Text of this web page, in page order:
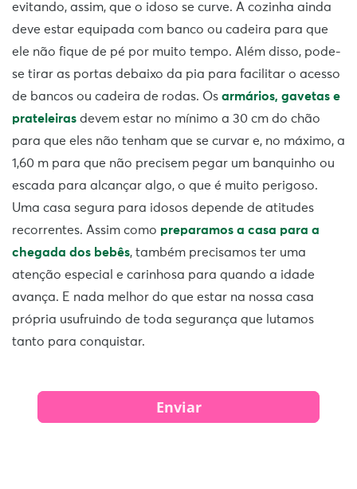
evitando, assim, que o idoso se curve. A cozinha ainda
deve estar equipada com banco ou cadeira para que
ele não fique de pé por muito tempo. Além disso, pode-
se tirar as portas debaixo da pia para facilitar o acesso
de bancos ou cadeira de rodas. Os armários, gavetas e
prateleiras devem estar no mínimo a 30 cm do chão
para que eles não tenham que se curvar e, no máximo, a
1,60 m para que não precisem pegar um banquinho ou
escada para alcançar algo, o que é muito perigoso.
Uma casa segura para idosos depende de atitudes
recorrentes. Assim como preparamos a casa para a
chegada dos bebês, também precisamos ter uma
atenção especial e carinhosa para quando a idade
avança. E nada melhor do que estar na nossa casa
própria usufruindo de toda segurança que lutamos
tanto para conquistar.